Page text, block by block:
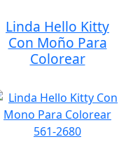
Linda Hello Kitty
Con Moño Para
Colorear